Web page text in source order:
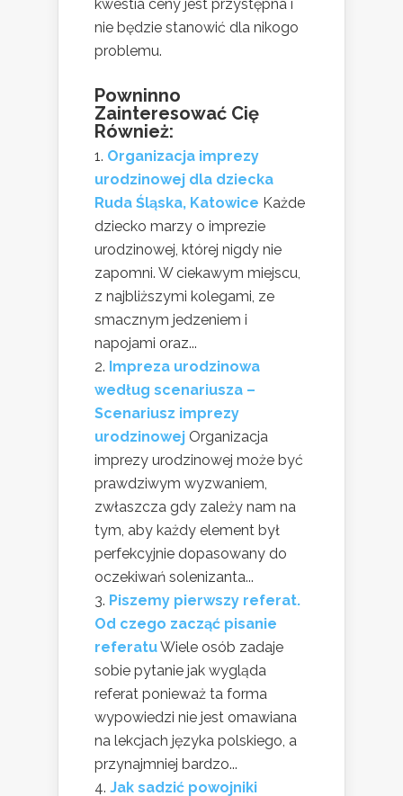
kwestia ceny jest przystępna i
nie będzie stanowić dla nikogo
problemu.
Powninno
Zainteresować Cię
Również:
Organizacja imprezy
urodzinowej dla dziecka
Ruda Śląska, Katowice Każde
dziecko marzy o imprezie
urodzinowej, której nigdy nie
zapomni. W ciekawym miejscu,
z najbliższymi kolegami, ze
smacznym jedzeniem i
napojami oraz...
Impreza urodzinowa
według scenariusza –
Scenariusz imprezy
urodzinowej Organizacja
imprezy urodzinowej może być
prawdziwym wyzwaniem,
zwłaszcza gdy zależy nam na
tym, aby każdy element był
perfekcyjnie dopasowany do
oczekiwań solenizanta...
Piszemy pierwszy referat.
Od czego zacząć pisanie
referatuWiele osób zadaje
sobie pytanie jak wygląda
referat ponieważ ta forma
wypowiedzi nie jest omawiana
na lekcjach języka polskiego, a
przynajmniej bardzo...
Jak sadzić powojniki